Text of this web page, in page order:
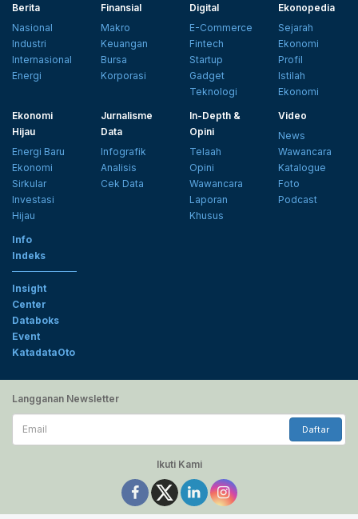
Berita
Nasional
Industri
Internasional
Energi
Finansial
Makro
Keuangan
Bursa
Korporasi
Digital
E-Commerce
Fintech
Startup
Gadget
Teknologi
Ekonopedia
Sejarah
Ekonomi
Profil
Istilah
Ekonomi
Ekonomi
Hijau
Energi Baru
Ekonomi
Sirkular
Investasi
Hijau
Jurnalisme
Data
Infografik
Analisis
Cek Data
In-Depth &
Opini
Telaah
Opini
Wawancara
Laporan
Khusus
Video
News
Wawancara
Katalogue
Foto
Podcast
Info
Indeks
Insight
Center
Databoks
Event
KatadataOto
Langganan Newsletter
Email
Daftar
Ikuti Kami